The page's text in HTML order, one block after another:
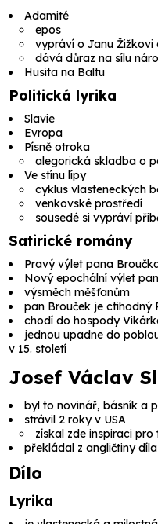
Adamité
epos
vypráví o Janu
dává důraz na sílu
Husita na Baltu
Politická lyrika
Slavie
Evropa
Písně otroka
alegorická skladba o
Ve stínu lípy
cyklus vlasteneckých
venkovské prostředí
sousedé si vypráví
Satirické romány
Pravý výlet pana
Nový epochální výlet
výsměch měšťanům
pan Brouček je ctihodný
chodí do hospody
jednou upadne do
v 15. století
Josef Václav
byl to novinář, básník a
strávil 2 roky v USA
získal zde inspiraci pro
překládal z angličtiny
Dílo
Lyrika